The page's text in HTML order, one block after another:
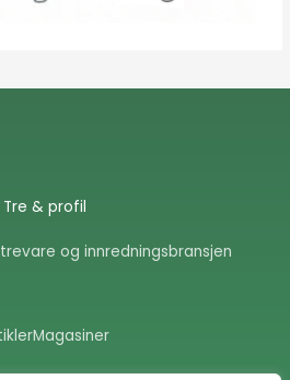
Tre & profil
og innredningsbransjen
Magasiner